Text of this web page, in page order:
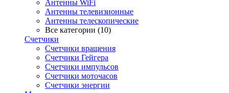
Антенны WiFi
Антенны телевизионные
Антенны телескопические
Все категории (10)
Счетчики
Счетчики вращения
Счетчики Гейгера
Счетчики импульсов
Счетчики моточасов
Счетчики энергии